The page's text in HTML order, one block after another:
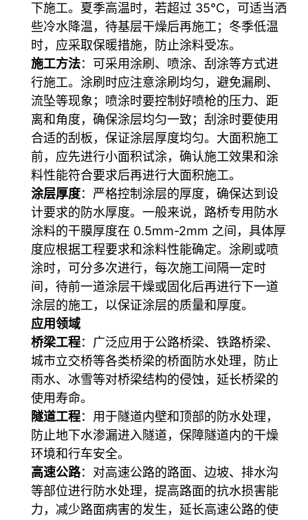
下施工。夏季高温时，若超过 35℃，可适当洒
些冷水降温，待基层干燥后再施工；冬季低温
时，应采取保暖措施，防止涂料受冻。
施工方法：可采用涂刷、喷涂、刮涂等方式进
行施工。涂刷时应注意涂刷均匀，避免漏刷、
流坠等现象；喷涂时要控制好喷枪的压力、距
离和角度，确保涂层均匀一致；刮涂时要使用
合适的刮板，保证涂层厚度均匀。大面积施工
前，应先进行小面积试涂，确认施工效果和涂
料性能符合要求后再进行大面积施工。
涂层厚度：严格控制涂层的厚度，确保达到设
计要求的防水厚度。一般来说，路桥专用防水
涂料的干膜厚度在 0.5mm-2mm 之间，具体厚
度应根据工程要求和涂料性能确定。涂刷或喷
涂时，可分多次进行，每次施工间隔一定时
间，待前一道涂层干燥或固化后再进行下一道
涂层的施工，以保证涂层的质量和厚度。
应用领域
桥梁工程：广泛应用于公路桥梁、铁路桥梁、
城市立交桥等各类桥梁的桥面防水处理，防止
雨水、冰雪等对桥梁结构的侵蚀，延长桥梁的
使用寿命。
隧道工程：用于隧道内壁和顶部的防水处理，
防止地下水渗漏进入隧道，保障隧道内的干燥
环境和行车安全。
高速公路：对高速公路的路面、边坡、排水沟
等部位进行防水处理，提高路面的抗水损害能
力，减少路面病害的发生，延长高速公路的使